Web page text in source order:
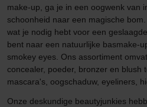
make-up, ga je in een oogwenk van
schoonheid naar een magische
wat je nodig hebt voor een
bent naar een natuurlijke basmake-
smokey eyes. Ons assortiment
concealer, poeder, bronzer en blush
mascara's, oogschaduw, eyeliners,
Onze deskundige beautyjunkies